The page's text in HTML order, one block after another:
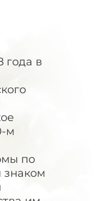
года в
м
по
знаком